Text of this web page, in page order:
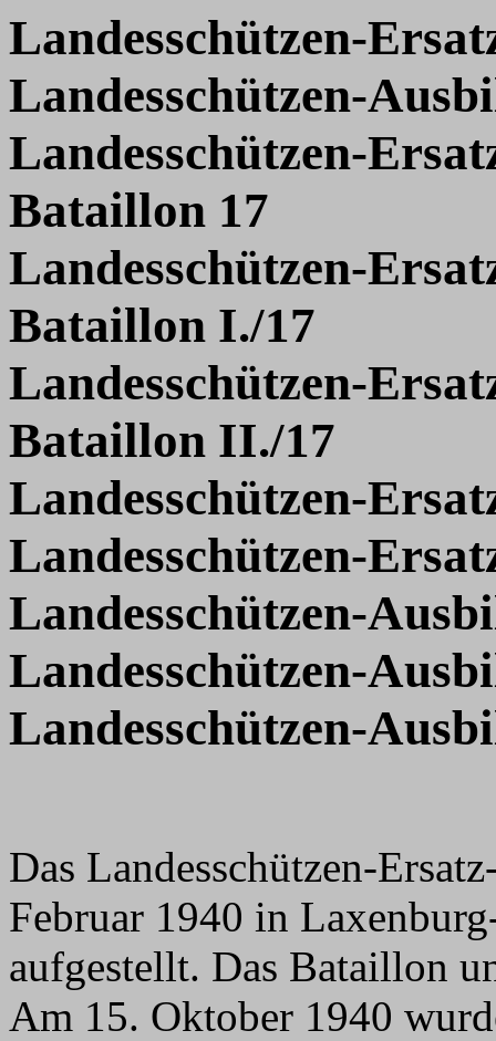
Landesschützen-
Landesschützen-
Landesschützen-
Bataillon 17
Landesschützen-
Bataillon I./17
Landesschützen-
Bataillon II./17
Landesschützen-
Landesschützen-
Landesschützen-
Landesschützen-
Landesschützen-
Das Landesschützen-
Februar 1940 in
aufgestellt. Das Bataillon
Am 15. Oktober 1940